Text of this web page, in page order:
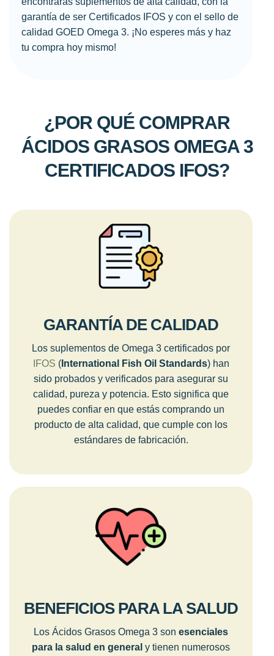
garantía de ser Certificados IFOS y con el sello de
calidad GOED Omega 3. ¡No esperes más y haz
tu compra hoy mismo!
¿POR QUÉ COMPRAR
ÁCIDOS GRASOS OMEGA 3
CERTIFICADOS IFOS?
GARANTÍA DE CALIDAD
Los suplementos de Omega 3 certificados por
IFOS (International Fish Oil Standards) han
sido probados y verificados para asegurar su
calidad, pureza y potencia. Esto significa que
puedes confiar en que estás comprando un
producto de alta calidad, que cumple con los
estándares de fabricación.
BENEFICIOS PARA LA SALUD
Los Ácidos Grasos Omega 3 son esenciales
para la salud en general y tienen numerosos